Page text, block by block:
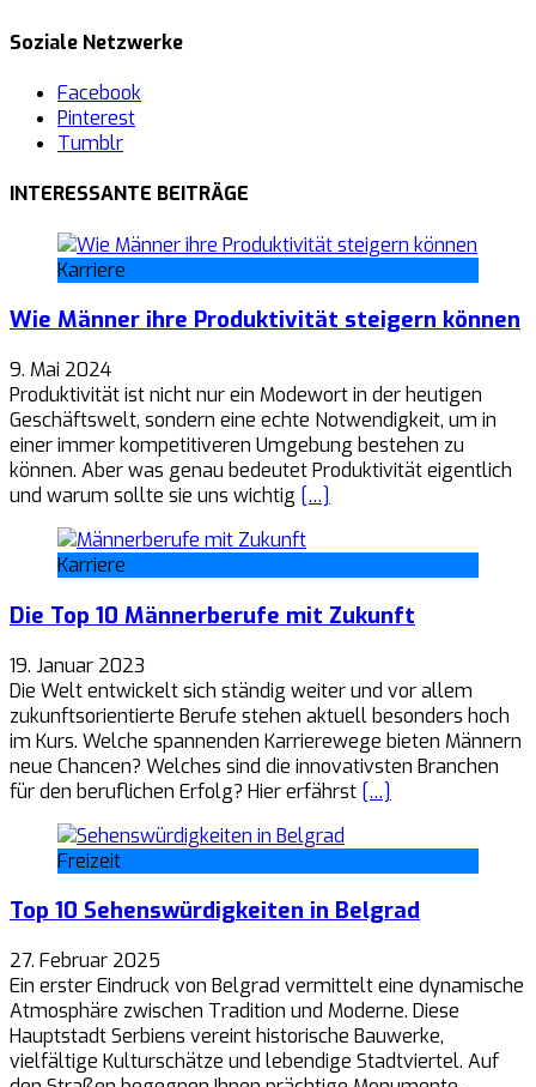
Soziale Netzwerke
Facebook
Pinterest
Tumblr
INTERESSANTE BEITRÄGE
Karriere
Wie Männer ihre Produktivität steigern können
9. Mai 2024
Produktivität ist nicht nur ein Modewort in der heutigen
Geschäftswelt, sondern eine echte Notwendigkeit, um in
einer immer kompetitiveren Umgebung bestehen zu
können. Aber was genau bedeutet Produktivität eigentlich
und warum sollte sie uns wichtig […]
Karriere
Die Top 10 Männerberufe mit Zukunft
19. Januar 2023
Die Welt entwickelt sich ständig weiter und vor allem
zukunftsorientierte Berufe stehen aktuell besonders hoch
im Kurs. Welche spannenden Karrierewege bieten Männern
neue Chancen? Welches sind die innovativsten Branchen
für den beruflichen Erfolg? Hier erfährst […]
Freizeit
Top 10 Sehenswürdigkeiten in Belgrad
27. Februar 2025
Ein erster Eindruck von Belgrad vermittelt eine dynamische
Atmosphäre zwischen Tradition und Moderne. Diese
Hauptstadt Serbiens vereint historische Bauwerke,
vielfältige Kulturschätze und lebendige Stadtviertel. Auf